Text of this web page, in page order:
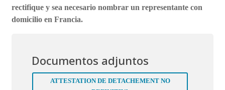
rectifique y sea necesario nombrar un representante con
domicilio en Francia.
Documentos adjuntos
ATTESTATION DE DETACHEMENT NO